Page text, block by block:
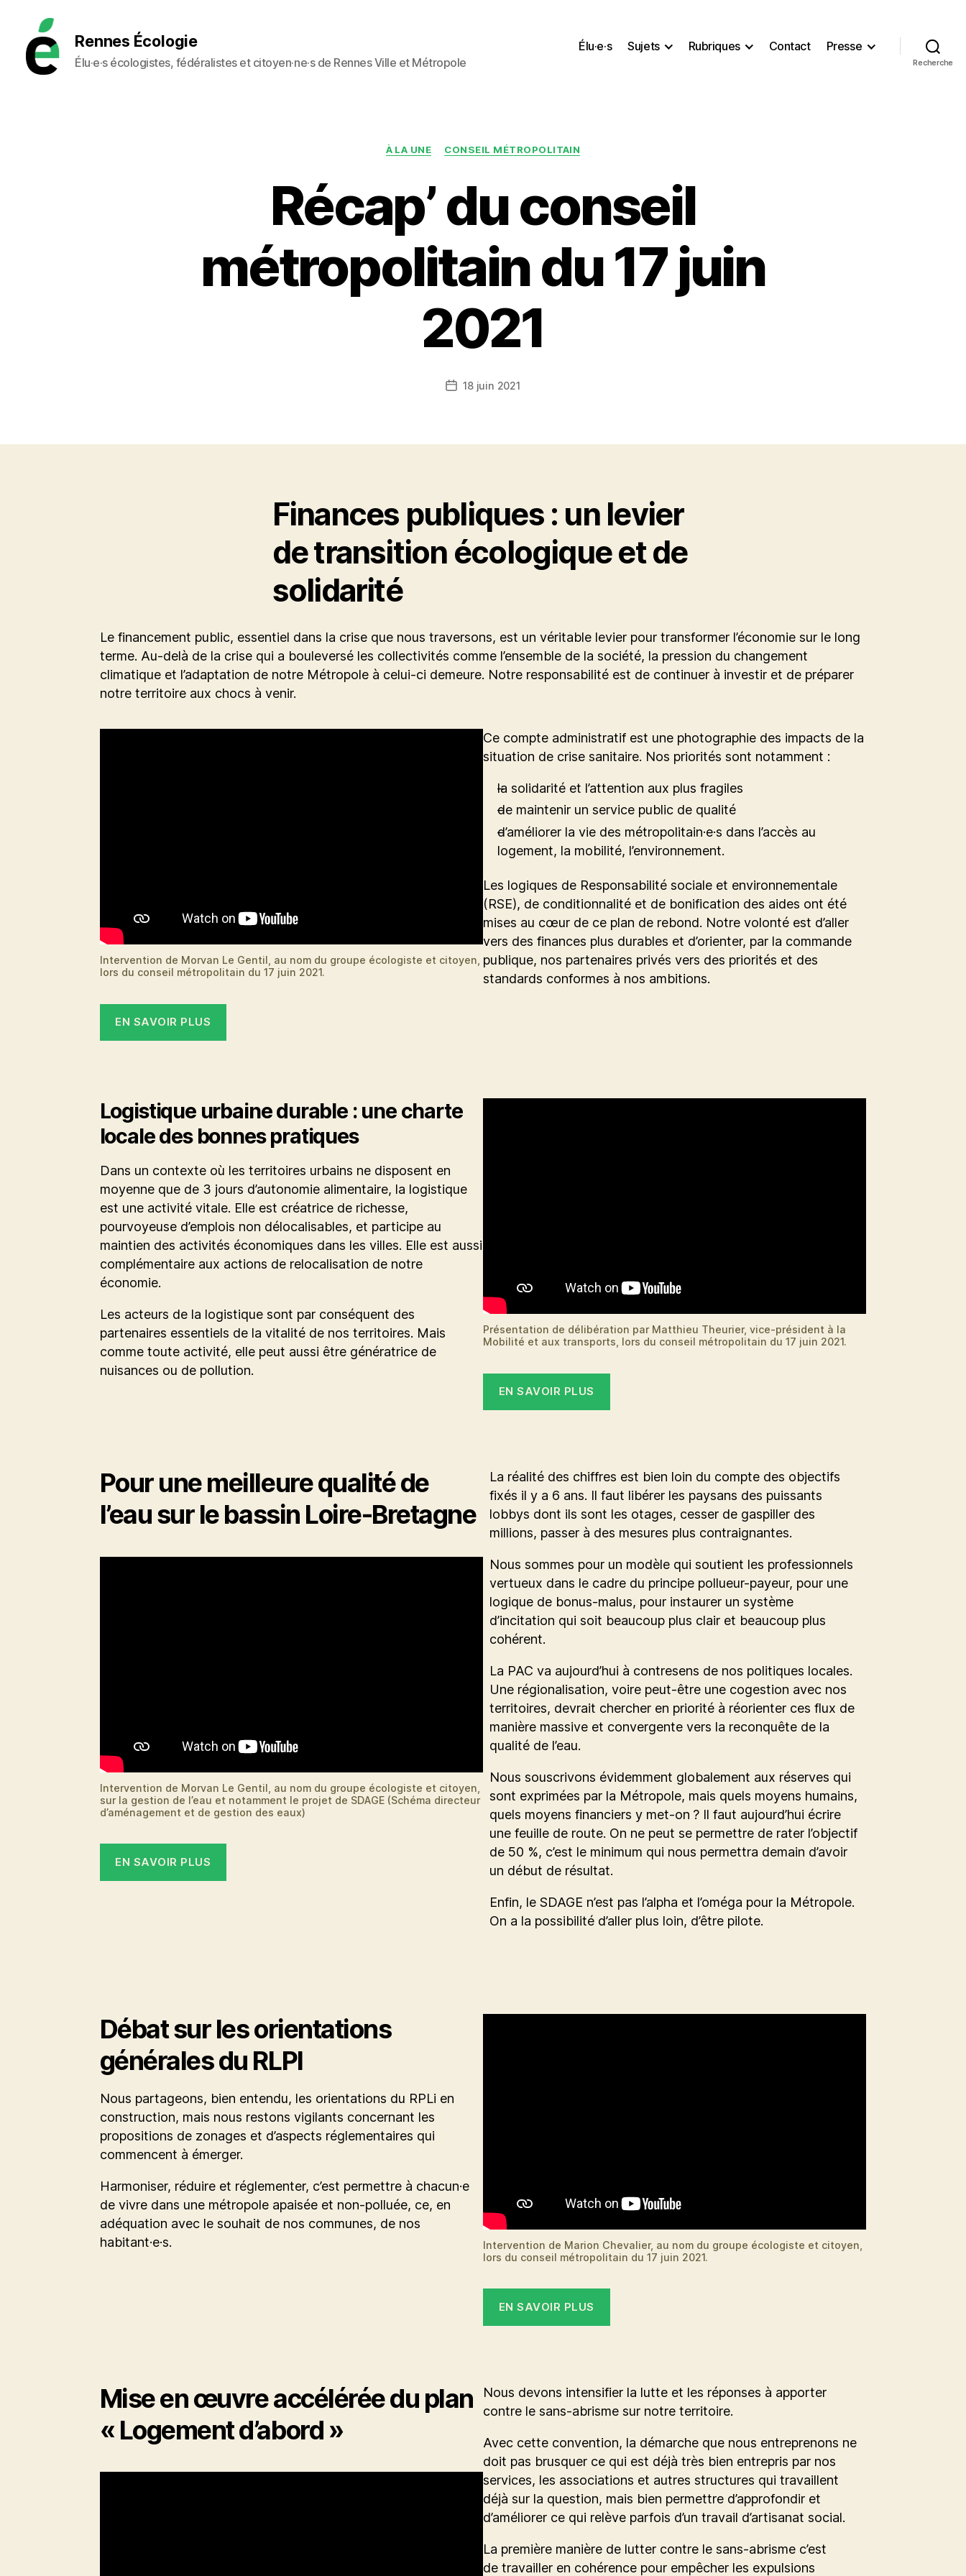
Rennes Écologie
Élu·e·s écologistes, fédéralistes et citoyen·ne·s de Rennes Ville et Métropole
Élu·e·s Sujets Rubriques Contact Presse
Recherche
Catégories
À LA UNE CONSEIL MÉTROPOLITAIN
Récap’ du conseil
métropolitain du 17 juin
2021
Date18 juin 2021
Finances publiques : un levier
de transition écologique et de
solidarité
Le financement public, essentiel dans la crise que nous traversons, est un véritable levier pour transformer l’économie sur le long
terme. Au-delà de la crise qui a bouleversé les collectivités comme l’ensemble de la société, la pression du changement
climatique et l’adaptation de notre Métropole à celui-ci demeure. Notre responsabilité est de continuer à investir et de préparer
notre territoire aux chocs à venir.
Intervention de Morvan Le Gentil, au nom du groupe écologiste et citoyen,
lors du conseil métropolitain du 17 juin 2021.
EN SAVOIR PLUS
Ce compte administratif est une photographie des impacts de la
situation de crise sanitaire. Nos priorités sont notamment :
la solidarité et l’attention aux plus fragiles
de maintenir un service public de qualité
d’améliorer la vie des métropolitain·e·s dans l’accès au
logement, la mobilité, l’environnement.
Les logiques de Responsabilité sociale et environnementale
(RSE), de conditionnalité et de bonification des aides ont été
mises au cœur de ce plan de rebond. Notre volonté est d’aller
vers des finances plus durables et d’orienter, par la commande
publique, nos partenaires privés vers des priorités et des
standards conformes à nos ambitions.
Logistique urbaine durable : une charte
locale des bonnes pratiques
Dans un contexte où les territoires urbains ne disposent en
moyenne que de 3 jours d’autonomie alimentaire, la logistique
est une activité vitale. Elle est créatrice de richesse,
pourvoyeuse d’emplois non délocalisables, et participe au
maintien des activités économiques dans les villes. Elle est aussi
complémentaire aux actions de relocalisation de notre
économie.
Les acteurs de la logistique sont par conséquent des
partenaires essentiels de la vitalité de nos territoires. Mais
comme toute activité, elle peut aussi être génératrice de
nuisances ou de pollution.
Présentation de délibération par Matthieu Theurier, vice-président à la
Mobilité et aux transports, lors du conseil métropolitain du 17 juin 2021.
EN SAVOIR PLUS
Pour une meilleure qualité de
l’eau sur le bassin Loire-Bretagne
Intervention de Morvan Le Gentil, au nom du groupe écologiste et citoyen,
sur la gestion de l’eau et notamment le projet de SDAGE (Schéma directeur
d’aménagement et de gestion des eaux)
EN SAVOIR PLUS
La réalité des chiffres est bien loin du compte des objectifs
fixés il y a 6 ans. Il faut libérer les paysans des puissants
lobbys dont ils sont les otages, cesser de gaspiller des
millions, passer à des mesures plus contraignantes.
Nous sommes pour un modèle qui soutient les professionnels
vertueux dans le cadre du principe pollueur-payeur, pour une
logique de bonus-malus, pour instaurer un système
d’incitation qui soit beaucoup plus clair et beaucoup plus
cohérent.
La PAC va aujourd’hui à contresens de nos politiques locales.
Une régionalisation, voire peut-être une cogestion avec nos
territoires, devrait chercher en priorité à réorienter ces flux de
manière massive et convergente vers la reconquête de la
qualité de l’eau.
Nous souscrivons évidemment globalement aux réserves qui
sont exprimées par la Métropole, mais quels moyens humains,
quels moyens financiers y met-on ? Il faut aujourd’hui écrire
une feuille de route. On ne peut se permettre de rater l’objectif
de 50 %, c’est le minimum qui nous permettra demain d’avoir
un début de résultat.
Enfin, le SDAGE n’est pas l’alpha et l’oméga pour la Métropole.
On a la possibilité d’aller plus loin, d’être pilote.
Débat sur les orientations
générales du RLPI
Nous partageons, bien entendu, les orientations du RPLi en
construction, mais nous restons vigilants concernant les
propositions de zonages et d’aspects réglementaires qui
commencent à émerger.
Harmoniser, réduire et réglementer, c’est permettre à chacun·e
de vivre dans une métropole apaisée et non-polluée, ce, en
adéquation avec le souhait de nos communes, de nos
habitant·e·s.
Intervention de Marion Chevalier, au nom du groupe écologiste et citoyen,
lors du conseil métropolitain du 17 juin 2021.
EN SAVOIR PLUS
Mise en œuvre accélérée du plan
« Logement d’abord »
Nous devons intensifier la lutte et les réponses à apporter
contre le sans-abrisme sur notre territoire.
Avec cette convention, la démarche que nous entreprenons ne
doit pas brusquer ce qui est déjà très bien entrepris par nos
services, les associations et autres structures qui travaillent
déjà sur la question, mais bien permettre d’approfondir et
d’améliorer ce qui relève parfois d’un travail d’artisanat social.
La première manière de lutter contre le sans-abrisme c’est
de travailler en cohérence pour empêcher les expulsions